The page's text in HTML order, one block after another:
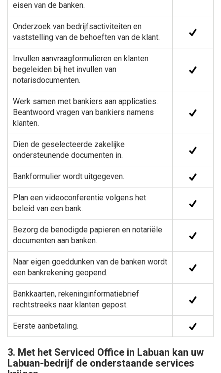
eisen van de banken.
Onderzoek van bedrijfsactiviteiten en
vaststelling van de behoeften van de klant.
Invullen aanvraagformulieren en klanten
begeleiden bij het invullen van
notarisdocumenten.
Werk samen met bankiers aan applicaties.
Beantwoord vragen van bankiers namens
klanten.
Dien de geselecteerde zakelijke
ondersteunende documenten in.
Bankformulier wordt uitgegeven.
Plan een videoconferentie volgens het
beleid van een bank.
Bezorg de benodigde papieren en notariële
documenten aan banken.
Naar eigen goeddunken van de banken wordt
een bankrekening geopend.
Bankkaarten, rekeninginformatiebrief
rechtstreeks naar klanten gepost.
Eerste aanbetaling.
3. Met het Serviced Office in Labuan kan uw
Labuan-bedrijf de onderstaande services